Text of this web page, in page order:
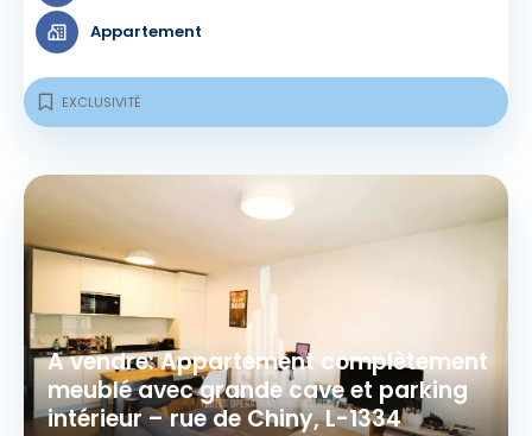
Appartement
EXCLUSIVITÉ
A vendre: Appartement complètement
meublé avec grande cave et parking
intérieur – rue de Chiny, L-1334